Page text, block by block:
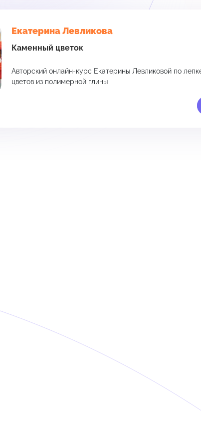
Екатерина Левликова
Каменный цветок
Авторский онлайн-курс Екатерины Левликовой по
цветов из полимерной глины